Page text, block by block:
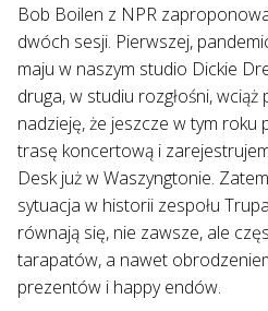
Bob Boilen z NPR
dwóch sesji. Pierwszej,
maju w naszym studio Dickie
druga, w studiu rozgłośni, wciąż
nadzieję, że jeszcze w tym roku
trasę koncertową i
Desk już w Waszyngtonie.
sytuacja w historii zespołu
równają się, nie zawsze, ale
tarapatów, a nawet
prezentów i happy endów.